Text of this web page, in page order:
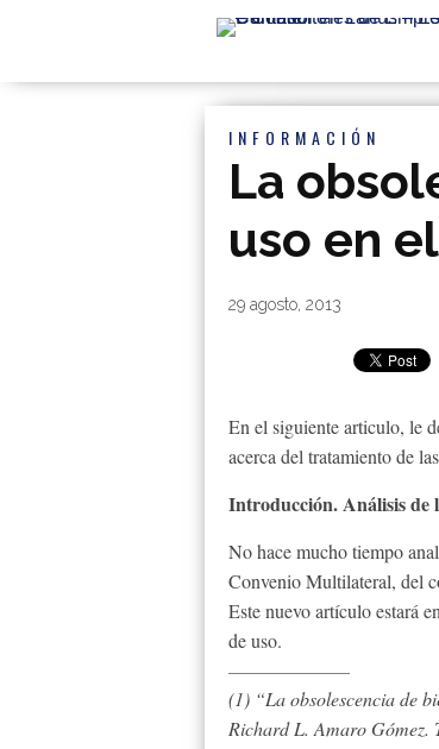
INFORMACIÓN
La
uso en
By|
29 agosto, 2013
En el siguiente articulo, le
acerca del tratamiento de
Introducción. Análisis de
No hace mucho tiempo
Convenio Multilateral, del
Este nuevo artículo estará
de uso.
(1) “La obsolescencia de
Richard L. Amaro Gómez.